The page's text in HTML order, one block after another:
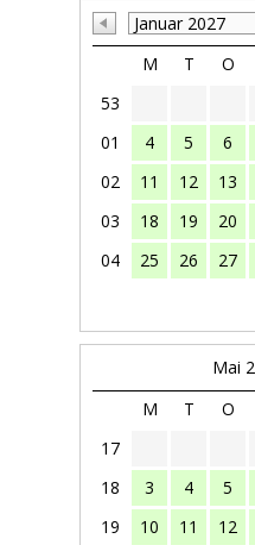
Januar 2027
M
T O
53
01
4 5 6
02
11 12 13
03
18 19 20
04
25 26 27
Mai
M
T O
17
18
3 4 5
19
10 11 12